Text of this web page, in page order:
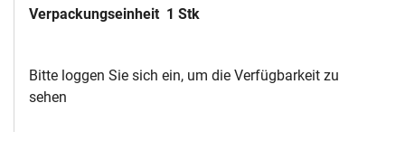
Verpackungseinheit 1 Stk
Bitte loggen Sie sich ein, um die Verfügbarkeit zu
sehen